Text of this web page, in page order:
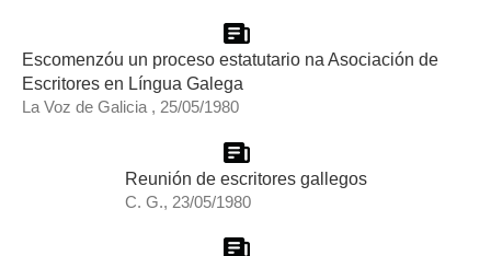
Escomenzóu un proceso estatutario na Asociación de
Escritores en Língua Galega
La Voz de Galicia , 25/05/1980
Reunión de escritores gallegos
C. G., 23/05/1980